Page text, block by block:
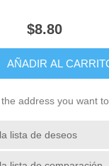
$8.80
address you want